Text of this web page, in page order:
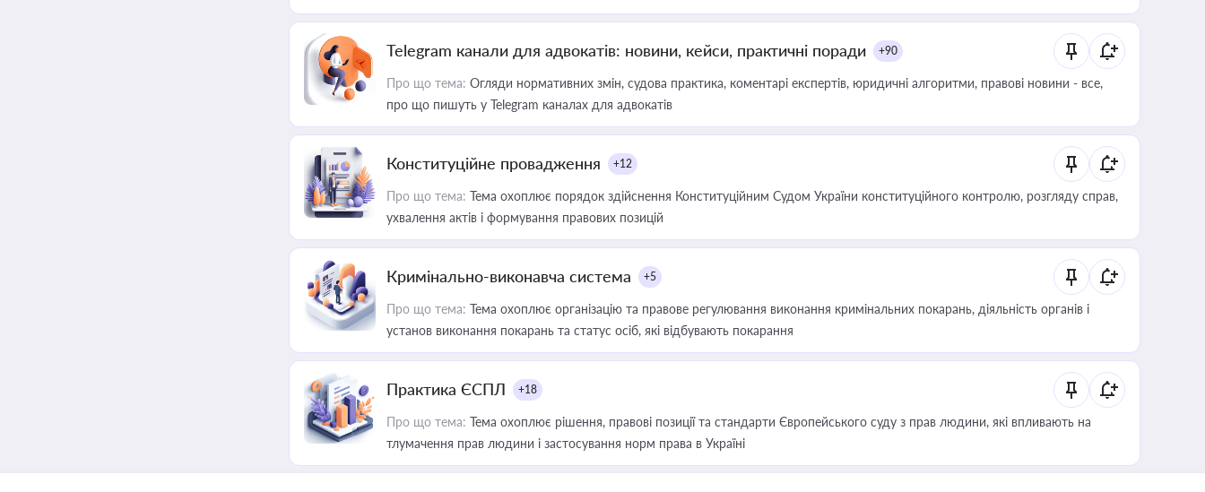
Telegram канали для адвокатів: новини, кейси, практичні поради +90
Про що тема: Огляди нормативних змін, судова практика, коментарі експертів, юридичні алгоритми, правові новини - все,
про що пишуть у Telegram каналах для адвокатів
Конституційне провадження +12
Про що тема: Тема охоплює порядок здійснення Конституційним Судом України конституційного контролю, розгляду справ,
ухвалення актів і формування правових позицій
Кримінально-виконавча система +5
Про що тема: Тема охоплює організацію та правове регулювання виконання кримінальних покарань, діяльність органів і
установ виконання покарань та статус осіб, які відбувають покарання
Практика ЄСПЛ +18
Про що тема: Тема охоплює рішення, правові позиції та стандарти Європейського суду з прав людини, які впливають на
тлумачення прав людини і застосування норм права в Україні